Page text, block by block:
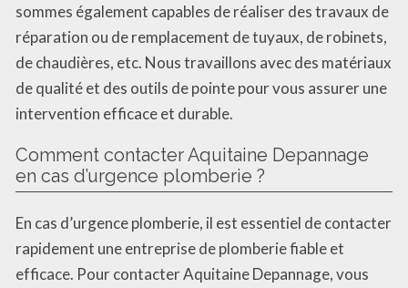
sommes également capables de réaliser des travaux de
réparation ou de remplacement de tuyaux, de robinets,
de chaudières, etc. Nous travaillons avec des matériaux
de qualité et des outils de pointe pour vous assurer une
intervention efficace et durable.
Comment contacter Aquitaine Depannage
en cas d’urgence plomberie ?
En cas d’urgence plomberie, il est essentiel de contacter
rapidement une entreprise de plomberie fiable et
efficace. Pour contacter Aquitaine Depannage, vous